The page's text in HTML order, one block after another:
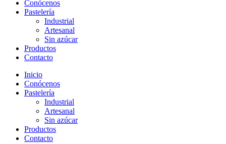
Conócenos
Pastelería
Industrial
Artesanal
Sin azúcar
Productos
Contacto
Inicio
Conócenos
Pastelería
Industrial
Artesanal
Sin azúcar
Productos
Contacto